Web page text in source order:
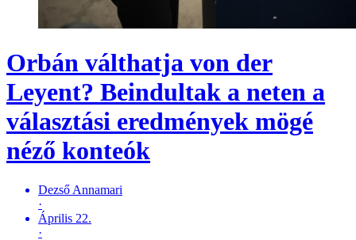
Orbán válthatja von der
Leyent? Beindultak a neten a
választási eredmények mögé
néző konteók
Dezső Annamari
·
Április 22.
·